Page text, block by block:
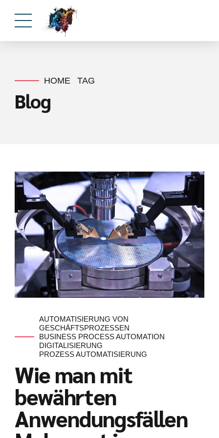
HOME TAG
Blog
AUTOMATISIERUNG VON
GESCHÄFTSPROZESSEN
BUSINESS PROCESS AUTOMATION
DIGITALISIERUNG
PROZESS AUTOMATISIERUNG
Wie man mit
bewährten
Anwendungsfällen